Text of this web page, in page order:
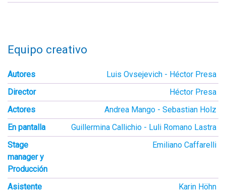
Equipo creativo
Autores Luis Ovsejevich
Héctor Presa
Director
Héctor Presa
Actores
Andrea Mango
Sebastian Holz
En pantalla
Guillermina Callichio
Luli Romano Lastra
Stage
manager y
Producción
Emiliano Caffarelli
Asistente
Karin Höhn